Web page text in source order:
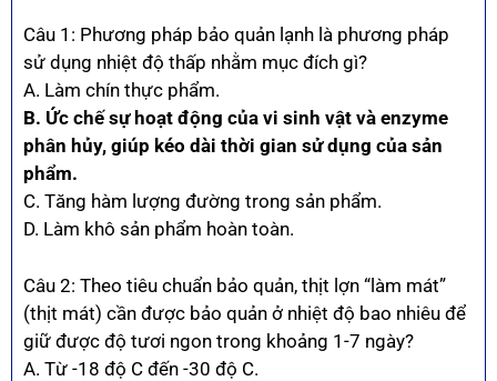
Câu 1: Phương pháp bảo quản lạnh là phương pháp
sử dụng nhiệt độ thấp nhằm mục đích gì?
A. Làm chín thực phẩm.
B. Ức chế sự hoạt động của vi sinh vật và enzyme
phân hủy, giúp kéo dài thời gian sử dụng của sản
phẩm.
C. Tăng hàm lượng đường trong sản phẩm.
D. Làm khô sản phẩm hoàn toàn.
Câu 2: Theo tiêu chuẩn bảo quản, thịt lợn “làm mát”
(thịt mát) cần được bảo quản ở nhiệt độ bao nhiêu để
giữ được độ tươi ngon trong khoảng 1-7 ngày?
A. Từ -18 độ C đến -30 độ C.